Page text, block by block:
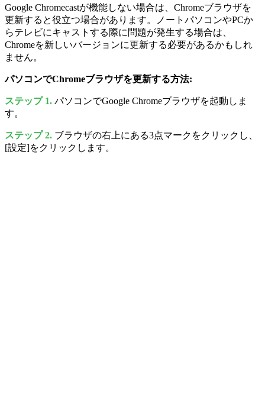
Google Chromecastが機能しない場合は、Chromeブラウザを
更新すると役立つ場合があります。ノートパソコンやPCか
らテレビにキャストする際に問題が発生する場合は、
Chromeを新しいバージョンに更新する必要があるかもしれ
ません。
パソコンでChromeブラウザを更新する方法:
ステップ 1. パソコンでGoogle Chromeブラウザを起動しま
す。
ステップ 2. ブラウザの右上にある3点マークをクリックし、
[設定]をクリックします。